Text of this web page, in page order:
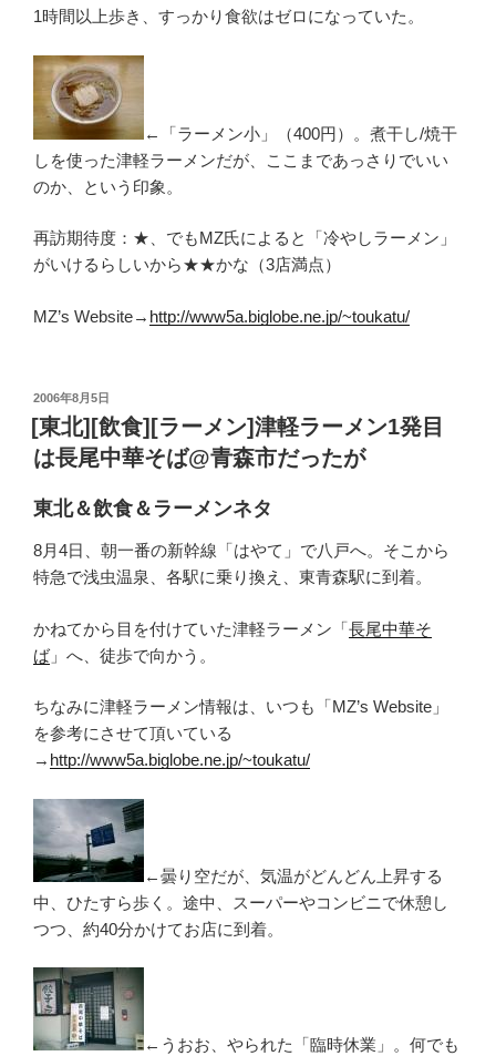
1時間以上歩き、すっかり食欲はゼロになっていた。
←「ラーメン小」（400円）。煮干し/焼干
しを使った津軽ラーメンだが、ここまであっさりでいい
のか、という印象。
再訪期待度：★、でもMZ氏によると「冷やしラーメン」
がいけるらしいから★★かな（3店満点）
MZ’s Website→ http://www5a.biglobe.ne.jp/~toukatu/
投
稿
日:
2006年8月5日
[東北][飲食][ラーメン]津軽ラーメン1発目
は長尾中華そば@青森市だったが
東北＆飲食＆ラーメンネタ
8月4日、朝一番の新幹線「はやて」で八戸へ。そこから
特急で浅虫温泉、各駅に乗り換え、東青森駅に到着。
かねてから目を付けていた津軽ラーメン「長尾中華そ
ば」へ、徒歩で向かう。
ちなみに津軽ラーメン情報は、いつも「MZ’s Website」
を参考にさせて頂いている
→ http://www5a.biglobe.ne.jp/~toukatu/
←曇り空だが、気温がどんどん上昇する
中、ひたすら歩く。途中、スーパーやコンビニで休憩し
つつ、約40分かけてお店に到着。
←うおお、やられた「臨時休業」。何でも